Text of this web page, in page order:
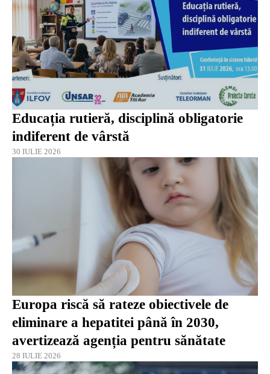
Educația rutieră, disciplină obligatorie
indiferent de vârstă
30 IULIE 2026
Europa riscă să rateze obiectivele de
eliminare a hepatitei până în 2030,
avertizează agenția pentru sănătate
28 IULIE 2026